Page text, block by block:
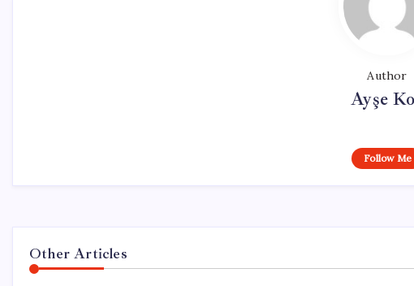
Author
Ayşe
Follow Me
Other Articles